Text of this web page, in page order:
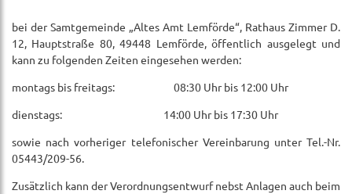
bei der Samtgemeinde „Altes Amt Lemförde“, Rathaus Zimmer D.
12, Hauptstraße 80, 49448 Lemförde, öffentlich ausgelegt und
kann zu folgenden Zeiten eingesehen werden:
montags bis freitags: 08:30 Uhr bis 12:00 Uhr
dienstags: 14:00 Uhr bis 17:30 Uhr
sowie nach vorheriger telefonischer Vereinbarung unter Tel.-Nr.
05443/209-56.
Zusätzlich kann der Verordnungsentwurf nebst Anlagen auch beim